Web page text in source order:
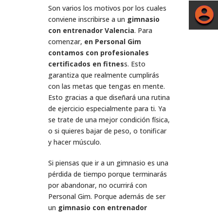
Son varios los motivos por los cuales
conviene inscribirse a un gimnasio
con entrenador Valencia. Para
comenzar, en Personal Gim
contamos con profesionales
certificados en fitness. Esto
garantiza que realmente cumplirás
con las metas que tengas en mente.
Esto gracias a que diseñará una rutina
de ejercicio especialmente para ti. Ya
se trate de una mejor condición física,
o si quieres bajar de peso, o tonificar
y hacer músculo.
Si piensas que ir a un gimnasio es una
pérdida de tiempo porque terminarás
por abandonar, no ocurrirá con
Personal Gim. Porque además de ser
un gimnasio con entrenador